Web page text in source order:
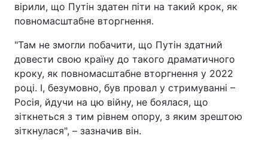
вірили, що Путін здатен піти на такий крок, як
повномасштабне вторгнення.
"Там не змогли побачити, що Путін здатний
довести свою країну до такого драматичного
кроку, як повномасштабне вторгнення у 2022
році. І, безумовно, був провал у стримуванні –
Росія, йдучи на цю війну, не боялася, що
зіткнеться з тим рівнем опору, з яким зрештою
зіткнулася", – зазначив він.